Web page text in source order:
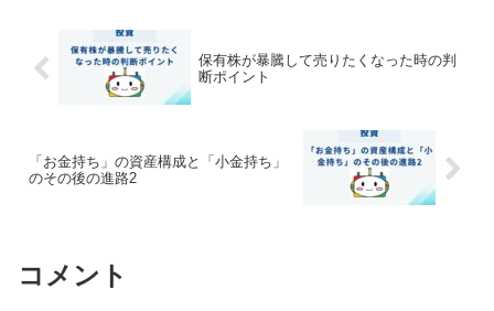
保有株が暴騰して売りたくなった時の判
断ポイント
「お金持ち」の資産構成と「小金持ち」
のその後の進路2
コメント